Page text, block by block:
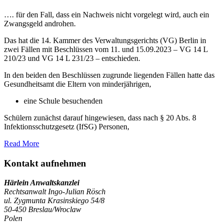
…. für den Fall, dass ein Nachweis nicht vorgelegt wird, auch ein
Zwangsgeld androhen.
Das hat die 14. Kammer des Verwaltungsgerichts (VG) Berlin in
zwei Fällen mit Beschlüssen vom 11. und 15.09.2023 – VG 14 L
210/23 und VG 14 L 231/23 – entschieden.
In den beiden den Beschlüssen zugrunde liegenden Fällen hatte das
Gesundheitsamt die Eltern von minderjährigen,
eine Schule besuchenden
Schülern zunächst darauf hingewiesen, dass nach § 20 Abs. 8
Infektionsschutzgesetz (IfSG) Personen,
Read More
Kontakt aufnehmen
Härlein Anwaltskanzlei
Rechtsanwalt Ingo-Julian Rösch
ul. Zygmunta Krasinskiego 54/8
50-450 Breslau/Wroclaw
Polen